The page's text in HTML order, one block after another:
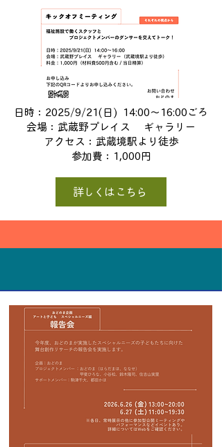
日時：2025/9/21(日) 14:00〜16:00ごろ
会場：武蔵野プレイス ギャラリー
​アクセス：武蔵境駅より徒歩
参加費：1,000円
詳しくはこちら